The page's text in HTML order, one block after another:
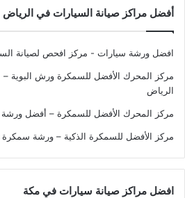
أفضل مراكز صيانة السيارات في الرياض
افضل ورشة سيارات - مركز افحص لصيانة
مركز المحرك الأفضل للسمكرة ورش
الرياض
مركز المحرك الأفضل للسمكرة – أفضل
مركز الأفضل للسمكرة الذكية – ورشة
افضل مراكز صيانة سيارات في مكة